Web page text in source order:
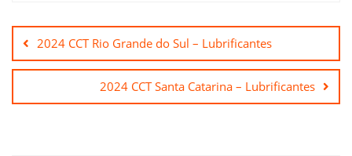
de
Post2024 CCT Rio Grande do Sul – Lubrificantes
2024 CCT Santa Catarina – Lubrificantes